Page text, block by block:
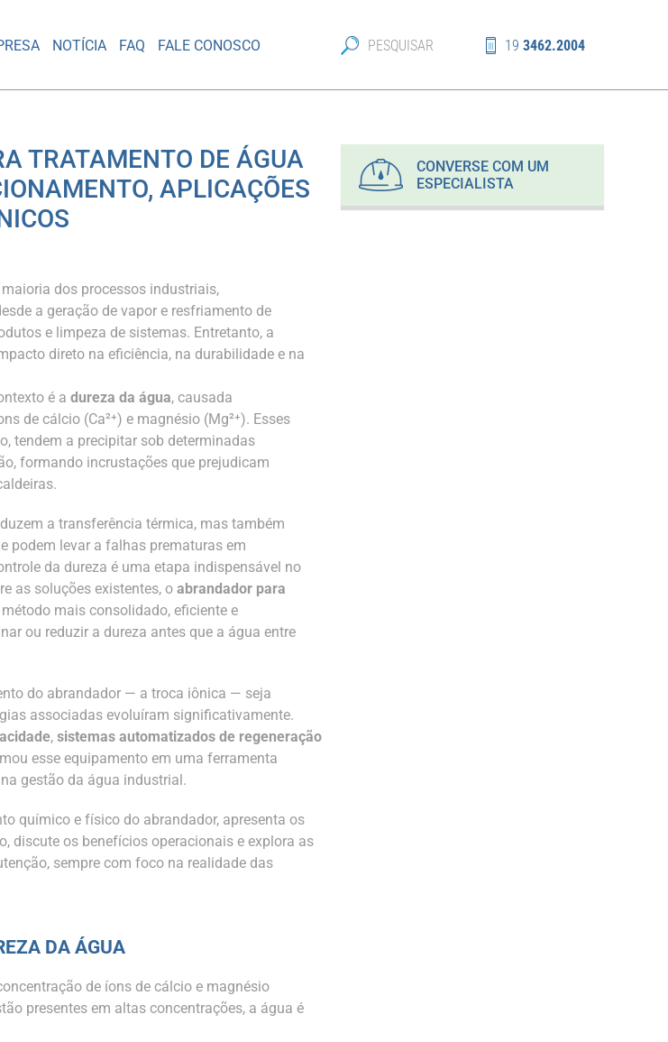
NOTÍCIA FAQ FALE CONOSCO 19 3462.2004
TRATAMENTO DE ÁGUA
APLICAÇÕES
dos processos industriais,
a geração de vapor e resfriamento de
e limpeza de sistemas. Entretanto, a
direto na eficiência, na durabilidade e na
é adureza da água, causada
de cálcio (Ca²⁺) e magnésio (Mg²⁺). Esses
tendem a precipitar sob determinadas
formando incrustações que prejudicam
a transferência térmica, mas também
podem levar a falhas prematuras em
da dureza é uma etapa indispensável no
as soluções existentes, oabrandador para
mais consolidado, eficiente e
ou reduzir a dureza antes que a água entre
do abrandador — a troca iônica — seja
associadas evoluíram significativamente.
,sistemas automatizados de regeneração
esse equipamento em uma ferramenta
gestão da água industrial.
químico e físico do abrandador, apresenta os
discute os benefícios operacionais e explora as
sempre com foco na realidade das
DA ÁGUA
de íons de cálcio e magnésio
presentes em altas concentrações, a água é
CONVERSE COM UM
ESPECIALISTA